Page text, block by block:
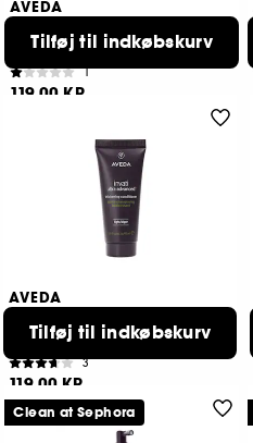
AVEDA
Thickening Conditioner Rich
Travel Size
1
119,00 KR
Tilføj til indkøbskurv
AVEDA
Thickening Conditioner Light
Travel Size
3
119,00 KR
Tilføj til indkøbskurv
Clean at Sephora